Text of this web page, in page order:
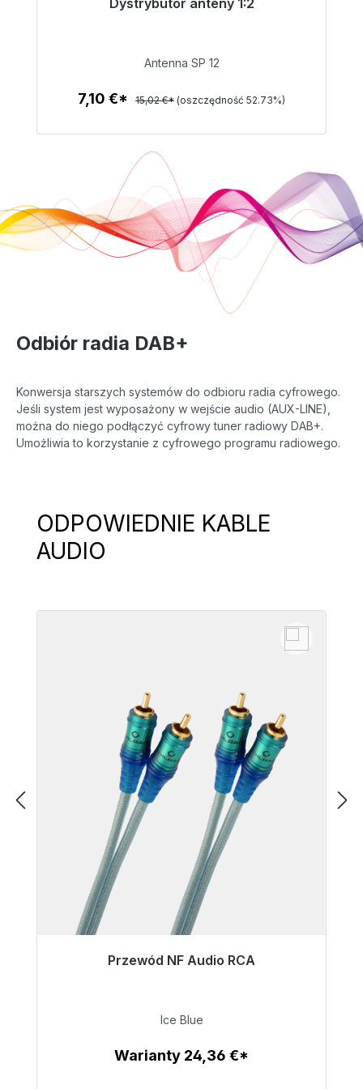
Dystrybutor anteny 1:2
Gotowy do natychmiastowej wysyłki, czas
7,10 €
Antenna SP 12
7,10 €* 15,02 €* (oszczędność 52.73%)
Odbiór radia DAB+
Konwersja starszych systemów do odbioru radia cyfrowego.
Jeśli system jest wyposażony w wejście audio (AUX-LINE),
można do niego podłączyć cyfrowy tuner radiowy DAB+.
Umożliwia to korzystanie z cyfrowego programu radiowego.
Pomiń galerię produktów
ODPOWIEDNIE KABLE
AUDIO
Przewód NF Audio RCA
13,59 €
Ice Blue
Warianty 24,36 €*